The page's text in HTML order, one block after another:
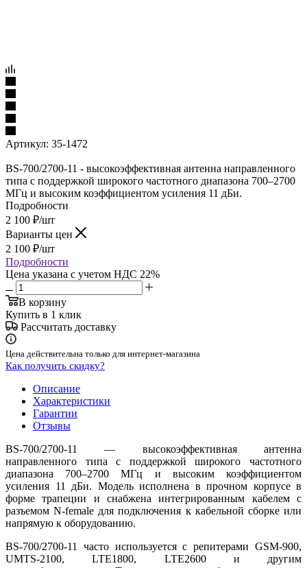
Артикул: 35-1472
BS-700/2700-11 - высокоэффективная антенна направленного
типа с поддержкой широкого частотного диапазона 700–2700
МГц и высоким коэффициентом усиления 11 дБи.
Подробности
2 100 ₽/шт
Варианты цен
2 100 ₽/шт
Подробности
Цена указана с учетом НДС 22%
В корзину
Купить в 1 клик
Рассчитать доставку
Цена действительна только для интернет-магазина
Как получить скидку?
Описание
Характеристики
Гарантии
Отзывы
BS-700/2700-11 — высокоэффективная антенна
направленного типа с поддержкой широкого частотного
диапазона 700–2700 МГц и высоким коэффициентом
усиления 11 дБи. Модель исполнена в прочном корпусе в
форме трапеции и снабжена интегрированным кабелем c
разъемом N-female для подключения к кабельной сборке или
напрямую к оборудованию.
BS-700/2700-11 часто используется с репитерами GSM-900,
UMTS-2100, LTE1800, LTE2600 и другим